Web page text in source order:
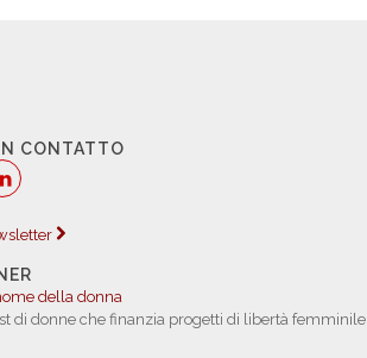
CONTATTO
della donna
di donne che finanzia progetti di libertà femminile